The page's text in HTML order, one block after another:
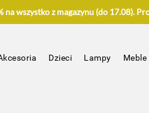
na wszystko z magazynu (do 17.08).
Dzieci Lampy Meble